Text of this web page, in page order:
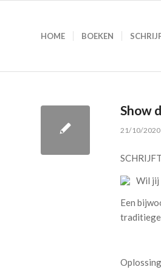
HOME BOEKEN
Show
21/10/2020
Wil jij
Een